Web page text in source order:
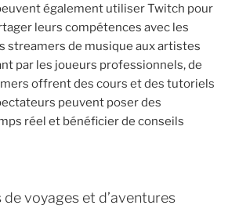
également utiliser Twitch pour
leurs compétences avec les
streamers de musique aux artistes
par les joueurs professionnels, de
offrent des cours et des tutoriels
peuvent poser des
réel et bénéficier de conseils
voyages et d’aventures